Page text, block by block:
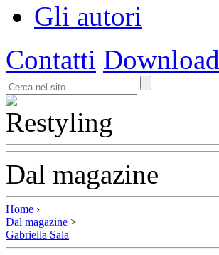
Gli autori
Contatti Download
Dal magazine
Home ›
Dal magazine >
Gabriella Sala